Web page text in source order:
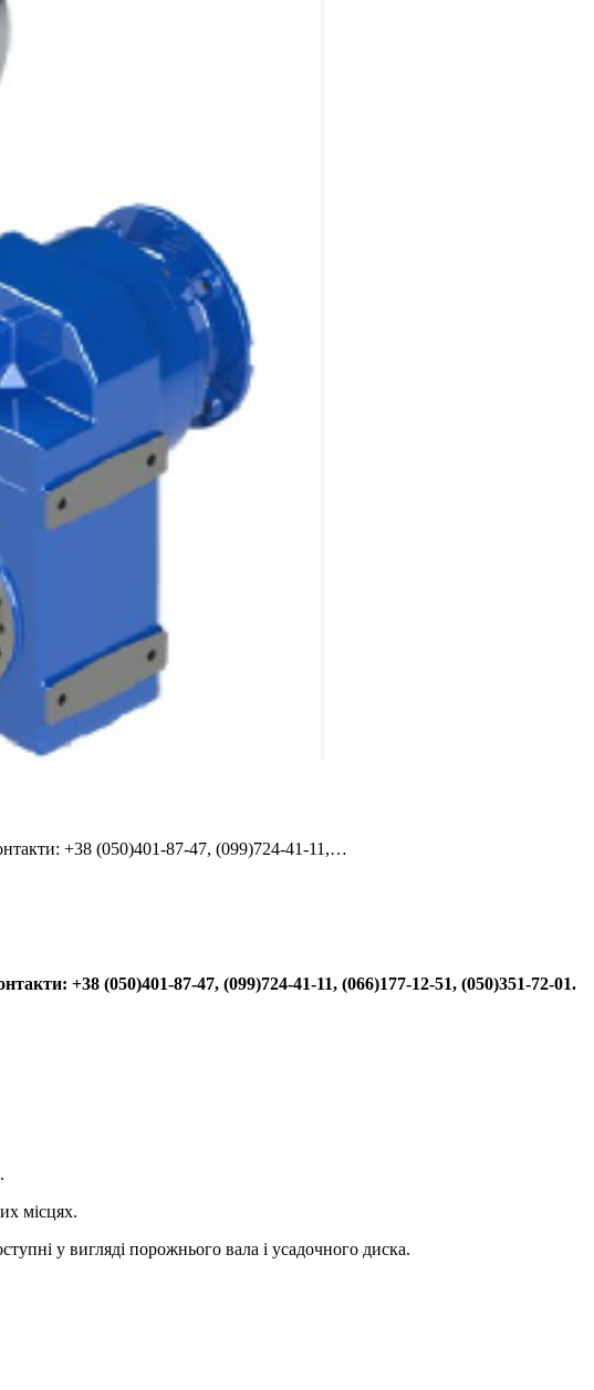
+38 (050)401-87-47, (099)724-41-11,…
+38 (050)401-87-47, (099)724-41-11, (066)177-12-51, (050)351-72-01.
місцях.
у вигляді порожнього вала і усадочного диска.